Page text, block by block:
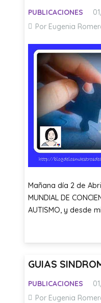
PUBLICACIONES
Por Eugenia
Mañana día 2 de
MUNDIAL DE
AUTISMO, y desde
GUIAS
PUBLICACIONES
Por Eugenia